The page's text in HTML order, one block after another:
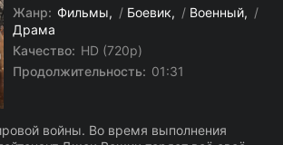
Жанр: Фильмы / Боевик / Военный
/
Драма
Качество: HD (720p)
Продолжительность: 01:31
войны. Во время выполнения